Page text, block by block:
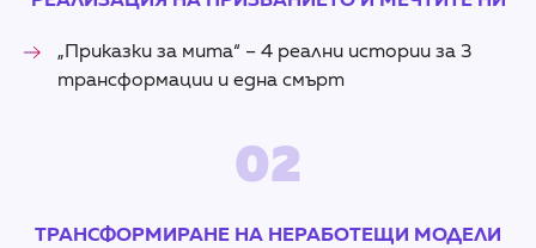
„Приказки за мита“ – 4 реални истории за 3
трансформации и една смърт
02
ТРАНСФОРМИРАНЕ НА НЕРАБОТЕЩИ МОДЕЛИ